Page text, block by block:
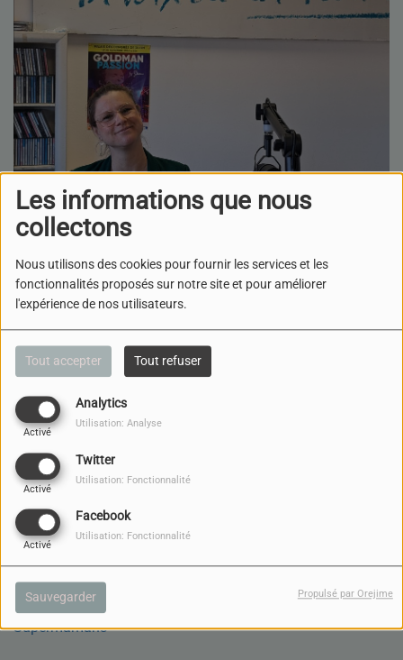
Les informations que nous
collectons
Nous utilisons des cookies pour fournir les services et les
fonctionnalités proposés sur notre site et pour améliorer
l'expérience de nos utilisateurs.
Tout accepter Tout refuser
Analytics
Activé
Utilisation: Analyse
Twitter
Activé
Utilisation: Fonctionnalité
Facebook
Activé
Utilisation: Fonctionnalité
Sauvegarder Propulsé par Orejime
30 JANVIER 2025
ÉCOUTER LE PODCAST
TÉLÉCHARGER LE PODCAST
Nous avons reçu Lucie
Mathis, référente pour la Côte-D'or de l'association
Supermamans